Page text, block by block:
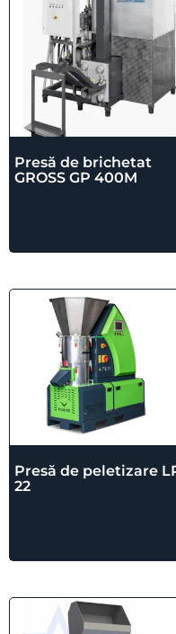
Presă de brichetat
GROSS GP 400M
Presă de peletizare
22